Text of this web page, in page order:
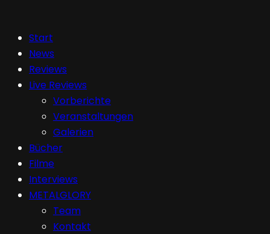
Start
News
Reviews
Live Reviews
Vorberichte
Veranstaltungen
Galerien
Bücher
Filme
Interviews
METALGLORY
Team
Kontakt